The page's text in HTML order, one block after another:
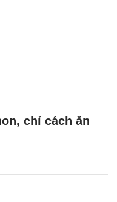
chỉ cách ăn